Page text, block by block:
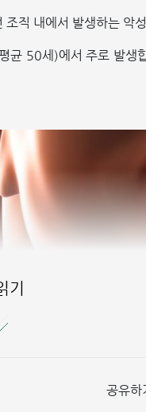
직 내에서 발생하는 악
50세)에서 주로 발생
기
공유하